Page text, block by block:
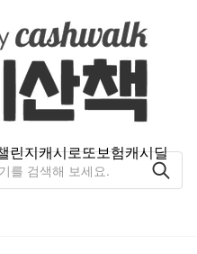
린지캐시로또보험캐시딜